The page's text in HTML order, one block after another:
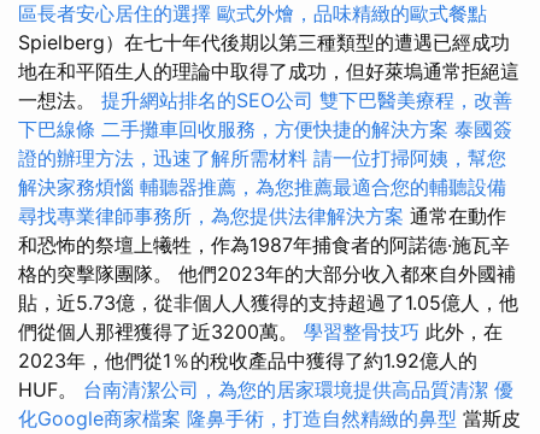
區長者安心居住的選擇 歐式外燴，品味精緻的歐式餐點
Spielberg）在七十年代後期以第三種類型的遭遇已經成功
地在和平陌生人的理論中取得了成功，但好萊塢通常拒絕這
一想法。 提升網站排名的SEO公司 雙下巴醫美療程，改善
下巴線條 二手攤車回收服務，方便快捷的解決方案 泰國簽
證的辦理方法，迅速了解所需材料 請一位打掃阿姨，幫您
解決家務煩惱 輔聽器推薦，為您推薦最適合您的輔聽設備
尋找專業律師事務所，為您提供法律解決方案 通常在動作
和恐怖的祭壇上犧牲，作為1987年捕食者的阿諾德·施瓦辛
格的突擊隊團隊。 他們2023年的大部分收入都來自外國補
貼，近5.73億，從非個人人獲得的支持超過了1.05億人，他
們從個人那裡獲得了近3200萬。 學習整骨技巧 此外，在
2023年，他們從1％的稅收產品中獲得了約1.92億人的
HUF。 台南清潔公司，為您的居家環境提供高品質清潔 優
化Google商家檔案 隆鼻手術，打造自然精緻的鼻型 當斯皮